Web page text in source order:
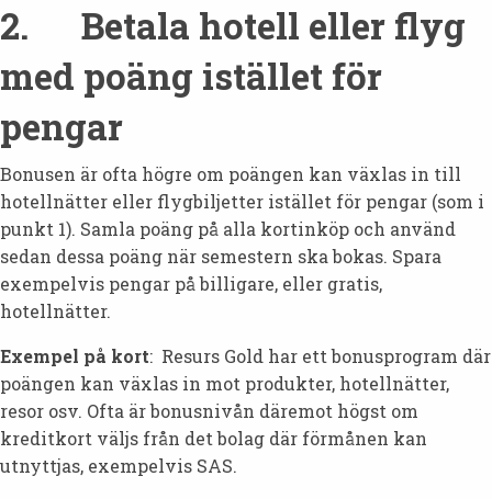
2. Betala hotell eller flyg
med poäng istället för
pengar
Bonusen är ofta högre om poängen kan växlas in till
hotellnätter eller flygbiljetter istället för pengar (som i
punkt 1). Samla poäng på alla kortinköp och använd
sedan dessa poäng när semestern ska bokas. Spara
exempelvis pengar på billigare, eller gratis,
hotellnätter.
Exempel på kort: Resurs Gold har ett bonusprogram där
poängen kan växlas in mot produkter, hotellnätter,
resor osv. Ofta är bonusnivån däremot högst om
kreditkort väljs från det bolag där förmånen kan
utnyttjas, exempelvis SAS.